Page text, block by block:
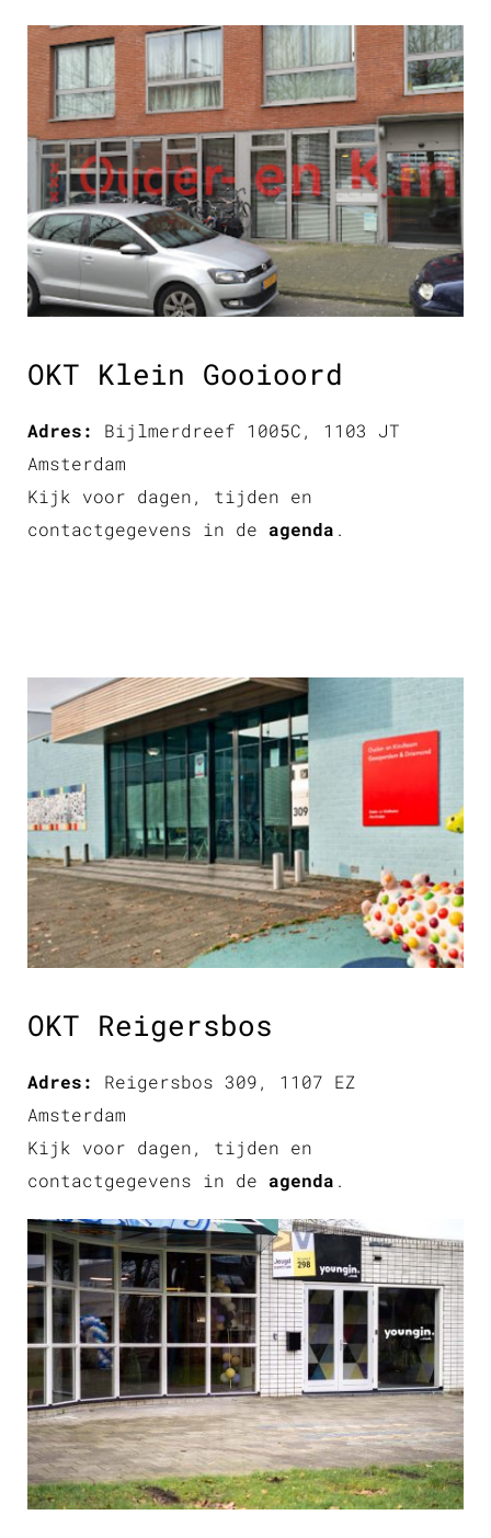
OKT Klein Gooioord
Adres: Bijlmerdreef 1005C, 1103 JT
Amsterdam
Kijk voor dagen, tijden en
contactgegevens in de agenda .
OKT Reigersbos
Adres: Reigersbos 309, 1107 EZ
Amsterdam
Kijk voor dagen, tijden en
contactgegevens in de agenda .